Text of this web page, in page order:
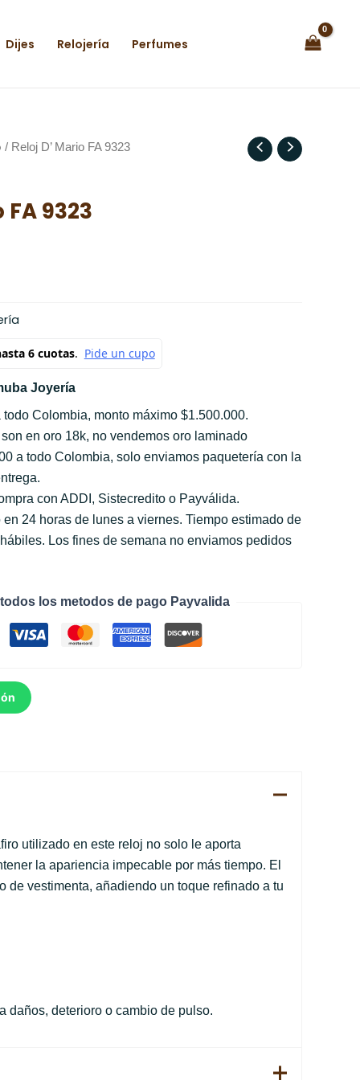
Dijes Relojería Perfumes
/ Reloj D’ Mario FA 9323
FA 9323
Joyería
Colombia, monto máximo $1.500.000.
en oro 18k, no vendemos oro laminado
a todo Colombia, solo enviamos paquetería con la
con ADDI, Sistecredito o Payválida.
24 horas de lunes a viernes. Tiempo estimado de
Los fines de semana no enviamos pedidos
los metodos de pago Payvalida
utilizado en este reloj no solo le aporta
la apariencia impecable por más tiempo. El
de vestimenta, añadiendo un toque refinado a tu
daños, deterioro o cambio de pulso.